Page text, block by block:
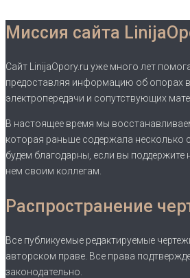
Миссия сайта
Сайт LinijaOpory.ru уже много лет
предоставляя информацию об опорах
электропередачи и сопутствующих
В настоящее время мы
которая раньше содержала несколько
будем благодарны, если вы поддержите
нем своим коллегам.
Распространение
Все публикуемые редактируемые
авторском праве. Все права
законодательно.